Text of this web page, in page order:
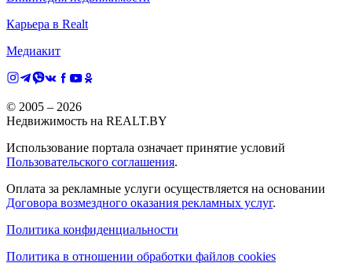
Карьера в Realt
Медиакит
© 2005 – 2026
Недвижимость на REALT.BY
Использование портала означает принятие условий
Пользовательского соглашения.
Оплата за рекламные услуги осуществляется на основании
Договора возмездного оказания рекламных услуг.
Политика конфиденциальности
Политика в отношении обработки файлов cookies